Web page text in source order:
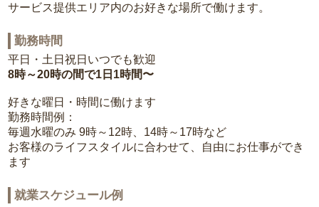
サービス提供エリア内のお好きな場所で働けます。
勤務時間
平日・土日祝日いつでも歓迎
8時～20時の間で1日1時間〜
好きな曜日・時間に働けます
勤務時間例：
毎週水曜のみ 9時～12時、14時～17時など
お客様のライフスタイルに合わせて、自由にお仕事ができ
ます
就業スケジュール例